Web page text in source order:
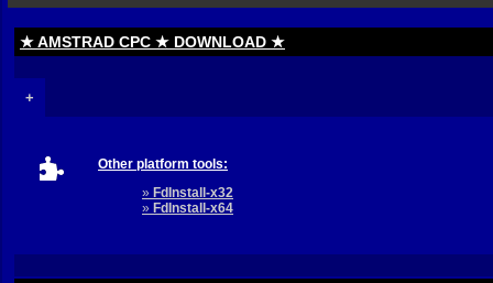
★ AMSTRAD CPC ★ DOWNLOAD ★
+
Other platform tools:
» FdInstall-x32
» FdInstall-x64